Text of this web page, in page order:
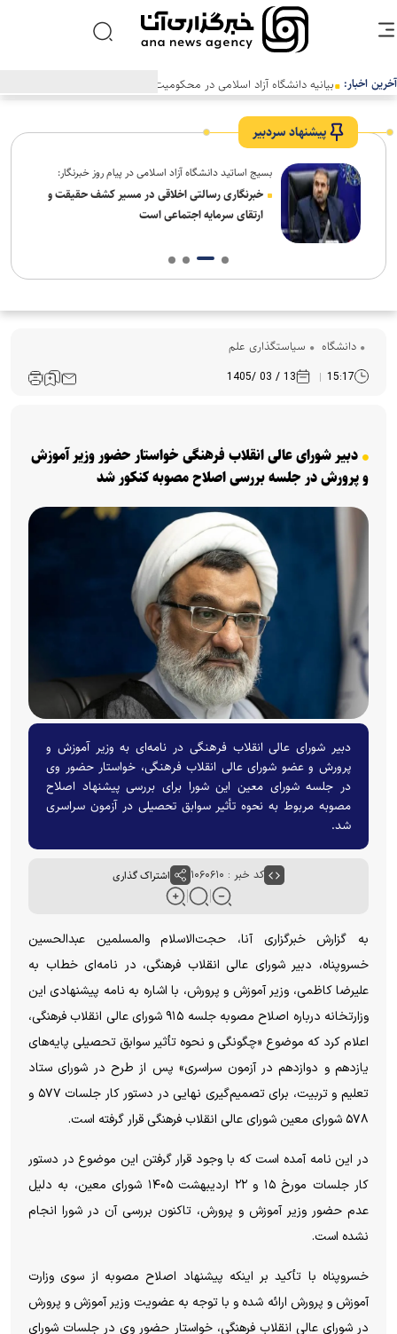
آخرین اخبار: بیانیه دانشگاه آزاد اسلامی در محکومیت اقدام اتحادیه اروپا علیه سپاه
پیشنهاد سردبیر
بسیج اساتید دانشگاه آزاد اسلامی در پیام روز خبرنگار:
خبرنگاری رسالتی اخلاقی در مسیر کشف حقیقت و
ارتقای سرمایه اجتماعی است
دانشگاه سیاستگذاری علم
15:17
13 / 03 /1405
دبیر شورای عالی انقلاب فرهنگی خواستار حضور وزیر آموزش
و پرورش در جلسه بررسی اصلاح مصوبه کنکور شد
دبیر شورای عالی انقلاب فرهنگی در نامه‌ای به وزیر آموزش و
پرورش و عضو شورای عالی انقلاب فرهنگی، خواستار حضور وی
در جلسه شورای معین این شورا برای بررسی پیشنهاد اصلاح
مصوبه مربوط به نحوه تأثیر سوابق تحصیلی در آزمون سراسری
شد.
کد خبر : ۱۰۶۰۶۱۰ اشتراک گذاری
به گزارش خبرگزاری آنا، حجت‌الاسلام والمسلمین عبدالحسین
خسروپناه، دبیر شورای عالی انقلاب فرهنگی، در نامه‌ای خطاب به
علیرضا کاظمی، وزیر آموزش و پرورش، با اشاره به نامه پیشنهادی این
وزارتخانه درباره اصلاح مصوبه جلسه ۹۱۵ شورای عالی انقلاب فرهنگی،
اعلام کرد که موضوع «چگونگی و نحوه تأثیر سوابق تحصیلی پایه‌های
یازدهم و دوازدهم در آزمون سراسری» پس از طرح در شورای ستاد
تعلیم و تربیت، برای تصمیم‌گیری نهایی در دستور کار جلسات ۵۷۷ و
۵۷۸ شورای معین شورای عالی انقلاب فرهنگی قرار گرفته است.
در این نامه آمده است که با وجود قرار گرفتن این موضوع در دستور
کار جلسات مورخ ۱۵ و ۲۲ اردیبهشت ۱۴۰۵ شورای معین، به دلیل
عدم حضور وزیر آموزش و پرورش، تاکنون بررسی آن در شورا انجام
نشده است.
خسروپناه با تأکید بر اینکه پیشنهاد اصلاح مصوبه از سوی وزارت
آموزش و پرورش ارائه شده و با توجه به عضویت وزیر آموزش و پرورش
در شورای عالی انقلاب فرهنگی، خواستار حضور وی در جلسات شورای